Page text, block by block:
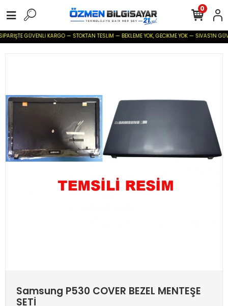
GÜVENLİ KARGO — STOKTAN TESLİM — BEKLEME YOK, GECİKME YOK — SİVAS'IN
0
Samsung P530 COVER BEZEL MENTEŞE
SETİ